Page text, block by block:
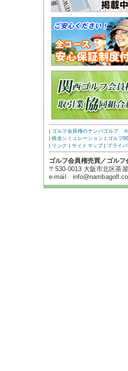
| ゴルフ会員権のナンバゴルフ
|税金シミュレーション | ゴルフ
| リンク |サイトマップ| プライ
ゴルフ会員権売買／ゴル
〒530-0013 大阪市北区茶
e-mail